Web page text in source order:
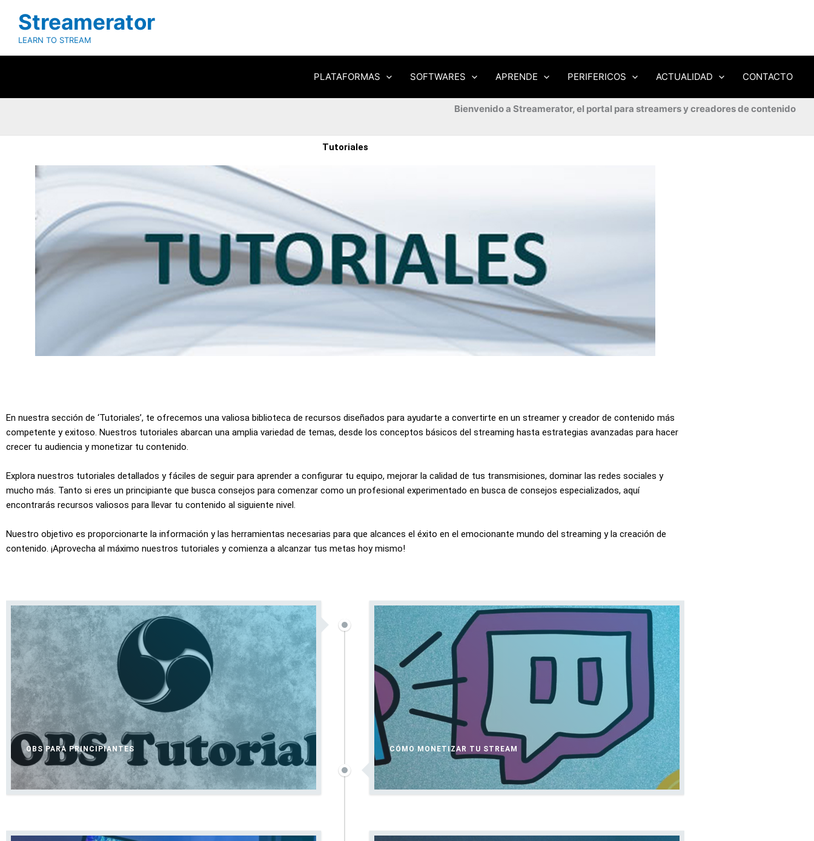
contenido
Streamerator
LEARN TO STREAM
PLATAFORMAS SOFTWARES APRENDE PERIFERICOS ACTUALIDAD CONTACTO
Bienvenido a Streamerator, el portal para streamers y creadores de contenido
Tutoriales
En nuestra sección de ‘Tutoriales’, te ofrecemos una valiosa biblioteca de recursos diseñados para ayudarte a convertirte en un streamer y creador de contenido más
competente y exitoso. Nuestros tutoriales abarcan una amplia variedad de temas, desde los conceptos básicos del streaming hasta estrategias avanzadas para hacer
crecer tu audiencia y monetizar tu contenido.
Explora nuestros tutoriales detallados y fáciles de seguir para aprender a configurar tu equipo, mejorar la calidad de tus transmisiones, dominar las redes sociales y
mucho más. Tanto si eres un principiante que busca consejos para comenzar como un profesional experimentado en busca de consejos especializados, aquí
encontrarás recursos valiosos para llevar tu contenido al siguiente nivel.
Nuestro objetivo es proporcionarte la información y las herramientas necesarias para que alcances el éxito en el emocionante mundo del streaming y la creación de
contenido. ¡Aprovecha al máximo nuestros tutoriales y comienza a alcanzar tus metas hoy mismo!
OBS PARA PRINCIPIANTES CÓMO MONETIZAR TU STREAM